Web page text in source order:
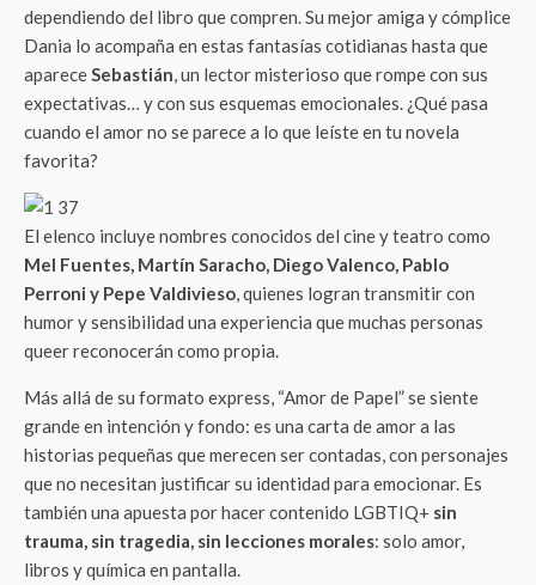
dependiendo del libro que compren. Su mejor amiga y cómplice
Dania lo acompaña en estas fantasías cotidianas hasta que
apareceSebastián, un lector misterioso que rompe con sus
expectativas… y con sus esquemas emocionales. ¿Qué pasa
cuando el amor no se parece a lo que leíste en tu novela
favorita?
El elenco incluye nombres conocidos del cine y teatro como
Mel Fuentes, Martín Saracho, Diego Valenco, Pablo
Perroni y Pepe Valdivieso, quienes logran transmitir con
humor y sensibilidad una experiencia que muchas personas
queer reconocerán como propia.
Más allá de su formato express, “Amor de Papel” se siente
grande en intención y fondo: es una carta de amor a las
historias pequeñas que merecen ser contadas, con personajes
que no necesitan justificar su identidad para emocionar. Es
también una apuesta por hacer contenido LGBTIQ+ sin
trauma, sin tragedia, sin lecciones morales: solo amor,
libros y química en pantalla.